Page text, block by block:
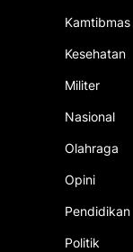
Kamtibmas
Kesehatan
Militer
Nasional
Olahraga
Opini
Pendidikan
Politik